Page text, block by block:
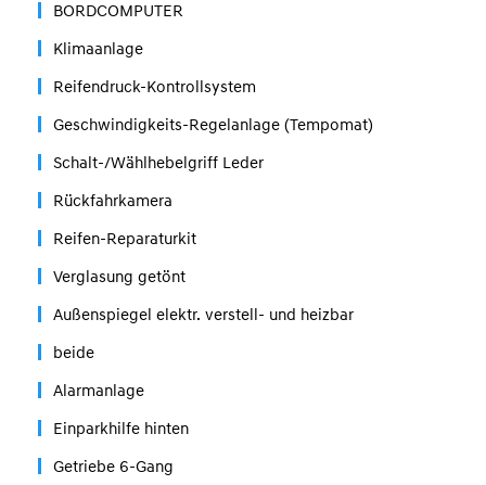
BORDCOMPUTER
Klimaanlage
Reifendruck-Kontrollsystem
Geschwindigkeits-Regelanlage (Tempomat)
Schalt-/Wählhebelgriff Leder
Rückfahrkamera
Reifen-Reparaturkit
Verglasung getönt
Außenspiegel elektr. verstell- und heizbar
beide
Alarmanlage
Einparkhilfe hinten
Getriebe 6-Gang